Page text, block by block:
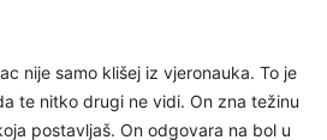
nije samo klišej iz vjeronauka. To je
te nitko drugi ne vidi. On zna težinu
postavljaš. On odgovara na bol u